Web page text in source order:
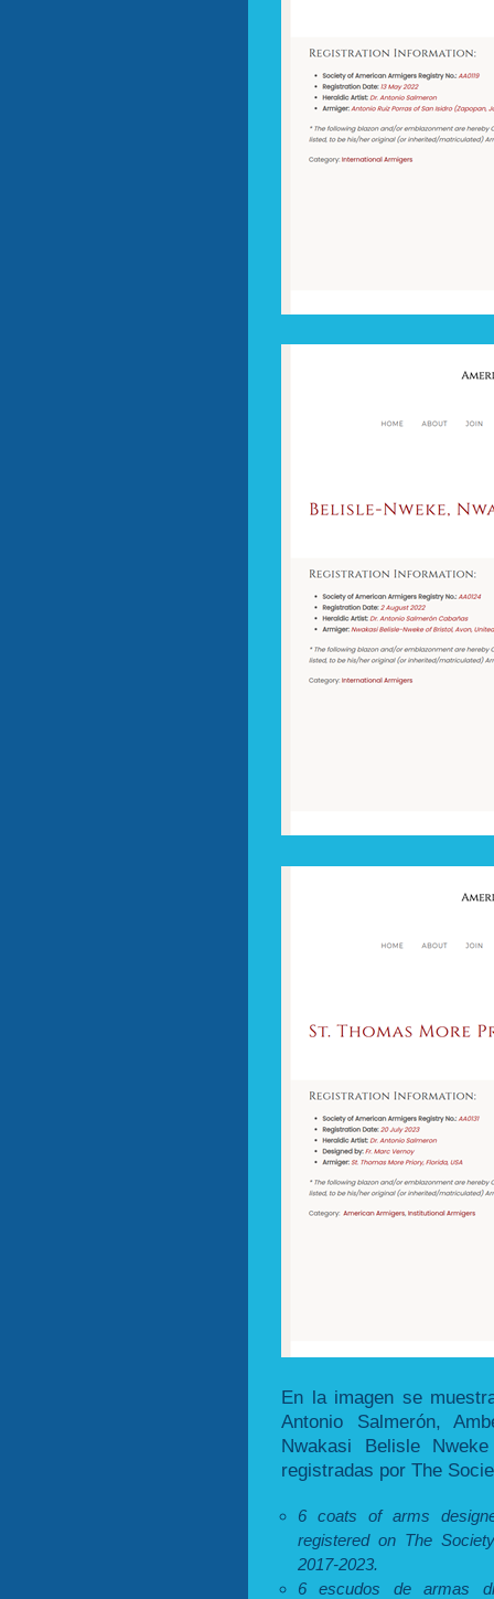
En la imagen se
Antonio Salmerón,
Nwakasi Belisle
registradas por The
6 coats of arms
registered on The
2017-2023.
6 escudos de armas